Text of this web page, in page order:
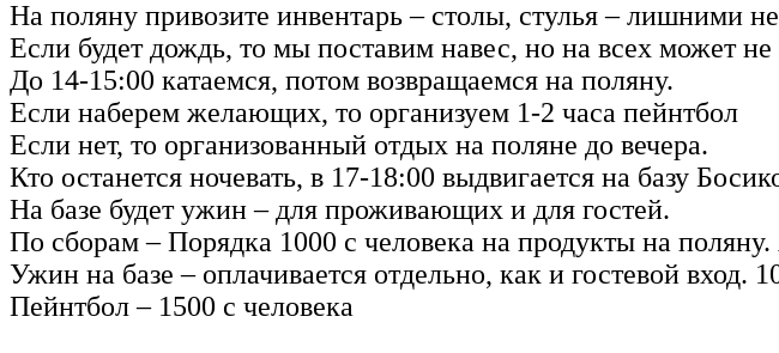
На поляну привозите инвентарь – столы, стулья – лишними
Если будет дождь, то мы поставим навес, но на всех может
До 14-15:00 катаемся, потом возвращаемся на поляну.
Если наберем желающих, то организуем 1-2 часа пейнтбол
Если нет, то организованный отдых на поляне до вечера.
Кто останется ночевать, в 17-18:00 выдвигается на базу
На базе будет ужин – для проживающих и для гостей.
По сборам – Порядка 1000 с человека на продукты на
Ужин на базе – оплачивается отдельно, как и гостевой вход.
Пейнтбол – 1500 с человека